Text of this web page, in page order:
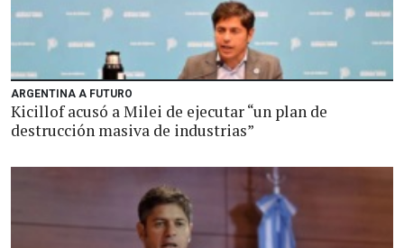
ARGENTINA A FUTURO
Kicillof acusó a Milei de ejecutar “un plan de
destrucción masiva de industrias”